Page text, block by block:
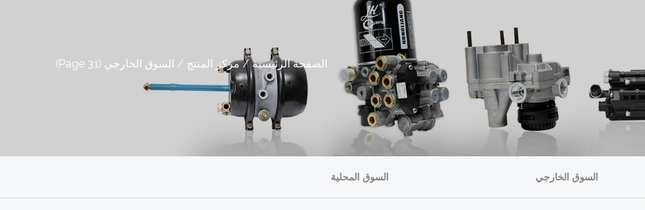
الصفحة الرئيسية/مركز المنتج / السوق الخارجي (Page 31)
السوق الخارجي السوق المحلية